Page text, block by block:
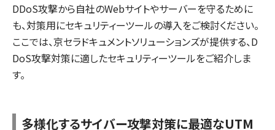
DDoS攻撃から自社のWebサイトやサーバーを守るために
も、対策用にセキュリティーツールの導入をご検討ください。
ここでは、京セラドキュメントソリューションズが提供する、D
DoS攻撃対策に適したセキュリティーツールをご紹介しま
す。
多様化するサイバー攻撃対策に最適なUTM